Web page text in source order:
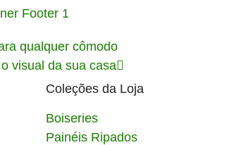
qualquer cômodo
visual da sua casa
Coleções da Loja
Boiseries
Painéis Ripados